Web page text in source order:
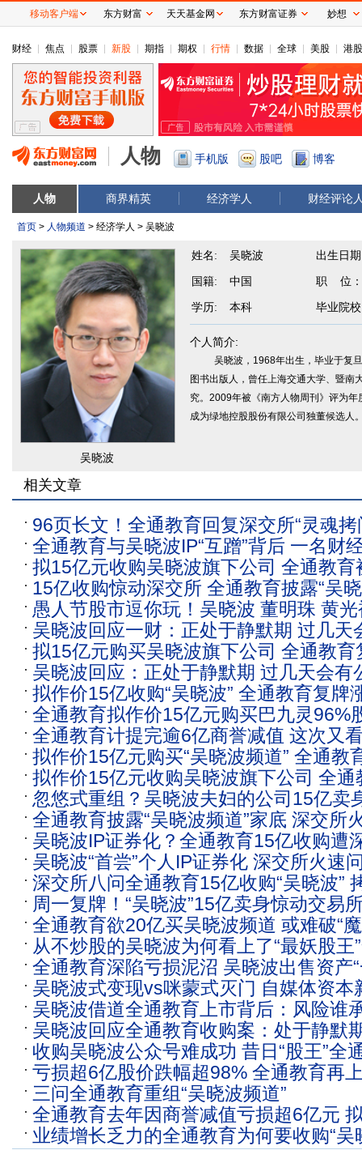
财经 焦点 股票 新股 期指 期权 行情 数据 全球 美股 港股
人物 手机版 股吧 博客
人物 商界精英 经济学人 财经评论
首页 > 人物频道 > 经济学人 > 吴晓波
吴晓波
姓名: 吴晓波 出生日
国籍: 中国 职 位：
学历: 本科 毕业院
个人简介:
吴晓波，1968年出生，毕业于复
图书出版人，曾任上海交通大学、暨南
究。2009年被《南方人物周刊》评为
成为绿地控股股份有限公司独董候选人
相关文章
96页长文！全通教育回复深交所“灵魂拷
不是吴晓波个人IP证券化
全通教育与吴晓波IP“互蹭”背后 一名财
阶路
拟15亿元收购吴晓波旗下公司 全通教育
忽悠式重组
15亿收购惊动深交所 全通教育披露“吴
底：资产七成是现金
愚人节股市逗你玩！吴晓波 董明珠 黄
下一盘什么大棋？
吴晓波回应一财：正处于静默期 过几天
拟15亿元购买吴晓波旗下公司 全通教育
吴晓波回应：正处于静默期 过几天会有
拟作价15亿收购“吴晓波” 全通教育复牌
全通教育拟作价15亿元购买巴九灵96%
上了吴晓波的“流量”
全通教育计提完逾6亿商誉减值 这次又
的“流量”
拟作价15亿元购买“吴晓波频道” 全通教
问：是否忽悠式重组
拟作价15亿元收购吴晓波旗下公司 全通
问询
忽悠式重组？吴晓波夫妇的公司15亿卖
问询
全通教育披露“吴晓波频道”家底 深交所
吴晓波IP证券化？全通教育15亿收购遭
问
吴晓波“首尝”个人IP证券化 深交所火速
通教育
深交所八问全通教育15亿收购“吴晓波”
式重组
周一复牌！“吴晓波”15亿卖身惊动交易
是否炒股价？“人跑了”怎么办？为何选
全通教育欲20亿买吴晓波频道 或难破“
从不炒股的吴晓波为何看上了“最妖股王
全通教育深陷亏损泥沼 吴晓波出售资产
吴晓波式变现vs咪蒙式灭门 自媒体资本
吴晓波借道全通教育上市背后：风险谁
吴晓波回应全通教育收购案：处于静默
收购吴晓波公众号难成功 昔日“股王”全
套路？
亏损超6亿股价跌幅超98% 全通教育再
“捆绑”吴晓波能否翻盘？
三问全通教育重组“吴晓波频道”
全通教育去年因商誉减值亏损超6亿元
下公司被质疑
业绩增长乏力的全通教育为何要收购“吴
移动客户端 东方财富 天天基金网 东方财富证券 妙想